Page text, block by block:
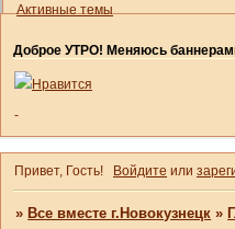
Активные темы
Доброе УТРО! Меняюсь
Нравится
-
Привет, Гость! Войдите или
»Все вместе г.Новокузнецк »